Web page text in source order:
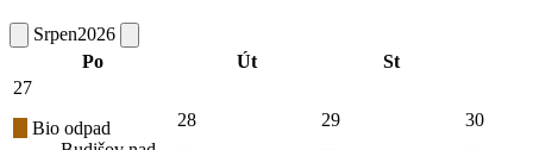
Srpen2026
Po
Út
St
27
Bio odpad
28
29
30